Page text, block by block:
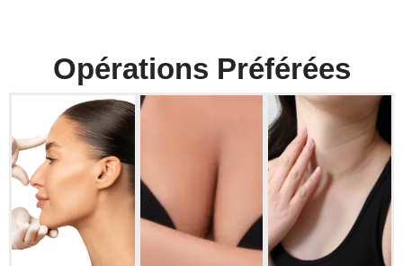
Opérations Préférées